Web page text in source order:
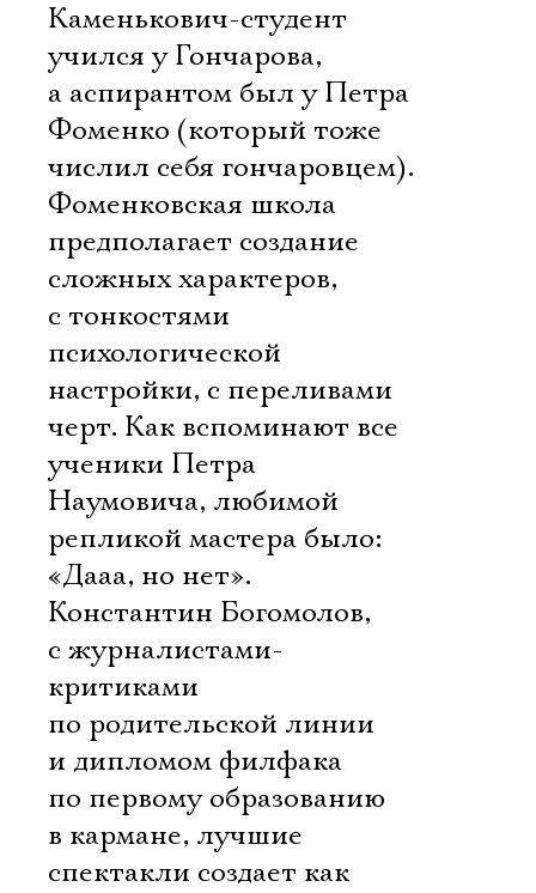
Каменькович-студент
учился у Гончарова,
а аспирантом был у Петра
Фоменко (который тоже
числил себя гончаровцем).
Фоменковская школа
предполагает создание
сложных характеров,
с тонкостями
психологической
настройки, с переливами
черт. Как вспоминают все
ученики Петра
Наумовича, любимой
репликой мастера было:
«Дааа, но нет».
Константин Богомолов,
с журналистами-
критиками
по родительской линии
и дипломом филфака
по первому образованию
в кармане, лучшие
спектакли создает как